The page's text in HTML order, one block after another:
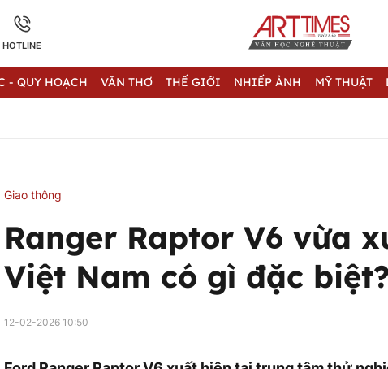
HOTLINE
- QUY HOẠCH VĂN THƠ THẾ GIỚI NHIẾP ẢNH MỸ THUẬT
Giao thông
Ranger Raptor V6 vừa
Việt Nam có gì đặc biệt?
12-02-2026 10:50